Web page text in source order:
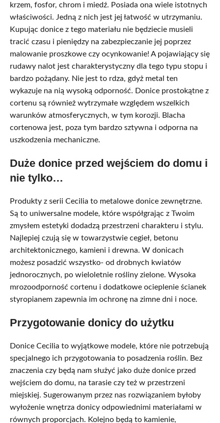
krzem, fosfor, chrom i miedź. Posiada ona wiele istotnych
właściwości. Jedną z nich jest jej łatwość w utrzymaniu.
Kupując donice z tego materiału nie będziecie musieli
tracić czasu i pieniędzy na zabezpieczanie jej poprzez
malowanie proszkowe czy ocynkowanie! A pojawiający się
rudawy nalot jest charakterystyczny dla tego typu stopu i
bardzo pożądany. Nie jest to rdza, gdyż metal ten
wykazuje na nią wysoką odporność. Donice prostokątne z
cortenu są również wytrzymałe względem wszelkich
warunków atmosferycznych, w tym korozji. Blacha
cortenowa jest, poza tym bardzo sztywna i odporna na
uszkodzenia mechaniczne.
Duże donice przed wejściem do domu i
nie tylko…
Produkty z serii Cecilia to metalowe donice zewnętrzne.
Są to uniwersalne modele, które współgrając z Twoim
zmysłem estetyki dodadzą przestrzeni charakteru i stylu.
Najlepiej czują się w towarzystwie cegieł, betonu
architektonicznego, kamieni i drewna. W donicach
możesz posadzić wszystko- od drobnych kwiatów
jednorocznych, po wieloletnie rośliny zielone. Wysoka
mrozoodporność cortenu i dodatkowe ocieplenie ścianek
styropianem zapewnia im ochronę na zimne dni i noce.
Przygotowanie donicy do użytku
Donice Cecilia to wyjątkowe modele, które nie potrzebują
specjalnego ich przygotowania to posadzenia roślin. Bez
znaczenia czy będą nam służyć jako duże donice przed
wejściem do domu, na tarasie czy też w przestrzeni
miejskiej. Sugerowanym przez nas rozwiązaniem byłoby
wyłożenie wnętrza donicy odpowiednimi materiałami w
równych proporcjach. Kolejno będą to kamienie,